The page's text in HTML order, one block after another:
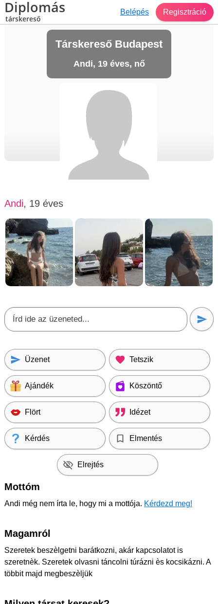
Diplomás
társkereső
Belépés Regisztráció
Társkereső Budapest
Andi, 19 éves, nő
Andi, 19 éves
Üzenet Tetszik
Ajándék Köszöntő
Flört Idézet
Kérdés Elmentés
Elrejtés
Mottóm
Andi még nem írta le, hogy mi a mottója. Kérdezd meg!
Magamról
Szeretek beszèlgetni barátkozni, akár kapcsolatot is
szeretnèk. Szeretek olvasni táncolni túrázni ès kocsikázni. A
többit majd megbeszèljük